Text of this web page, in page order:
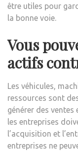
être utiles pour
la bonne voie.
Vous
actifs
Les véhicules,
ressources sont
générer des ventes
les entreprises
l’acquisition et
entreprises ne